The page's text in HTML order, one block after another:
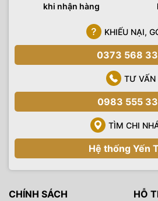
khi nhận hàng
KHIẾU NẠI,
0373 568
TƯ VẤN
0983 555
TÌM CHI
Hệ thống Yến
CHÍNH SÁCH HỖ